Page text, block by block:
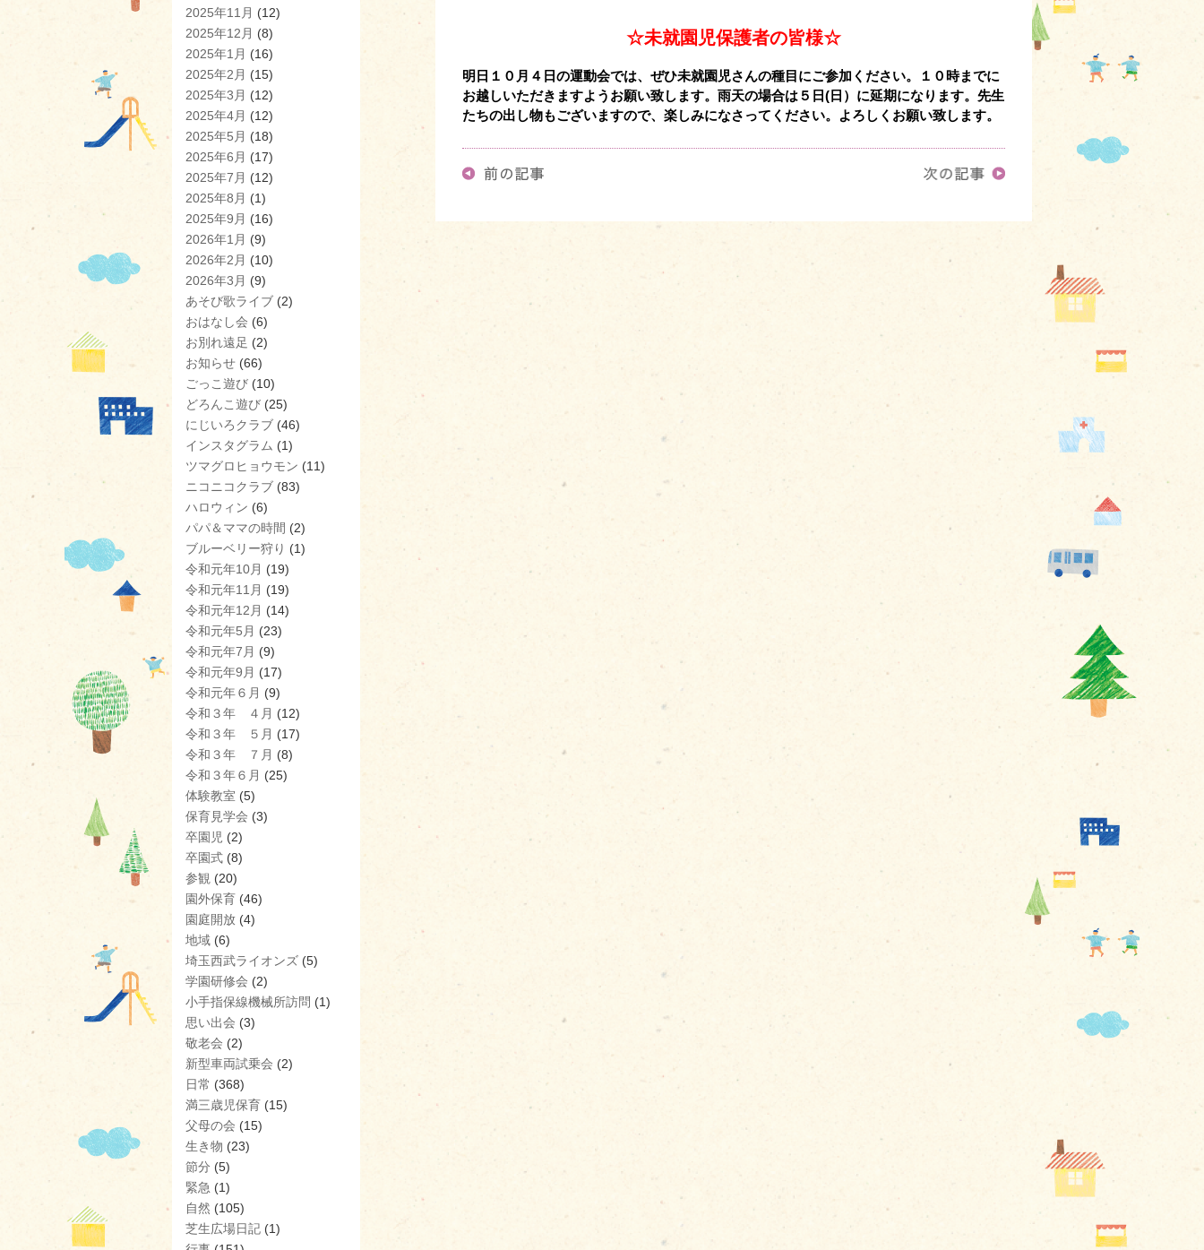
2025年11月 (12)
2025年12月 (8)
2025年1月 (16)
2025年2月 (15)
2025年3月 (12)
2025年4月 (12)
2025年5月 (18)
2025年6月 (17)
2025年7月 (12)
2025年8月 (1)
2025年9月 (16)
2026年1月 (9)
2026年2月 (10)
2026年3月 (9)
あそび歌ライブ (2)
おはなし会 (6)
お別れ遠足 (2)
お知らせ (66)
ごっこ遊び (10)
どろんこ遊び (25)
にじいろクラブ (46)
インスタグラム (1)
ツマグロヒョウモン (11)
ニコニコクラブ (83)
ハロウィン (6)
パパ＆ママの時間 (2)
ブルーベリー狩り (1)
令和元年10月 (19)
令和元年11月 (19)
令和元年12月 (14)
令和元年5月 (23)
令和元年7月 (9)
令和元年9月 (17)
令和元年６月 (9)
令和３年 ４月 (12)
令和３年 ５月 (17)
令和３年 ７月 (8)
令和３年６月 (25)
体験教室 (5)
保育見学会 (3)
卒園児 (2)
卒園式 (8)
参観 (20)
園外保育 (46)
園庭開放 (4)
地域 (6)
埼玉西武ライオンズ (5)
学園研修会 (2)
小手指保線機械所訪問 (1)
思い出会 (3)
敬老会 (2)
新型車両試乗会 (2)
日常 (368)
満三歳児保育 (15)
父母の会 (15)
生き物 (23)
節分 (5)
緊急 (1)
自然 (105)
芝生広場日記 (1)
☆未就園児保護者の皆様☆
明日１０月４日の運動会では、ぜひ未就園児さんの種目にご参加ください。１０時までに
お越しいただきますようお願い致します。雨天の場合は５日(日）に延期になります。先生
たちの出し物もございますので、楽しみになさってください。よろしくお願い致します。